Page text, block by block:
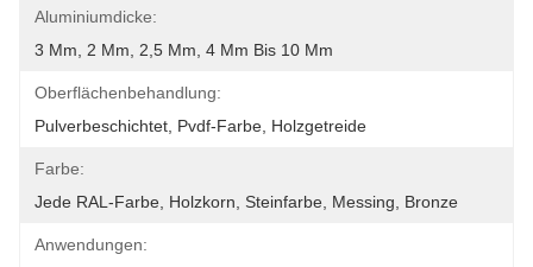
Aluminiumdicke:
3 Mm, 2 Mm, 2,5 Mm, 4 Mm Bis 10 Mm
Oberflächenbehandlung:
Pulverbeschichtet, Pvdf-Farbe, Holzgetreide
Farbe:
Jede RAL-Farbe, Holzkorn, Steinfarbe, Messing, Bronze
Anwendungen: